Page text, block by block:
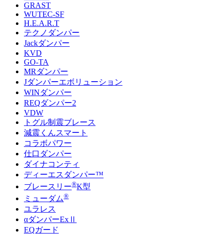
GRAST
WUTEC-SF
H.E.A.R.T
テクノダンパー
Jackダンパー
KVD
GO-TA
MRダンパー
Jダンパーエボリューション
WINダンパー
REQダンパー2
VDW
トグル制震ブレース
減震くんスマート
コラボパワー
仕口ダンパー
ダイナコンティ
ディーエスダンパー™
ブレースリー®K型
ミューダム®
ユラレス
αダンパーExⅡ
EQガード